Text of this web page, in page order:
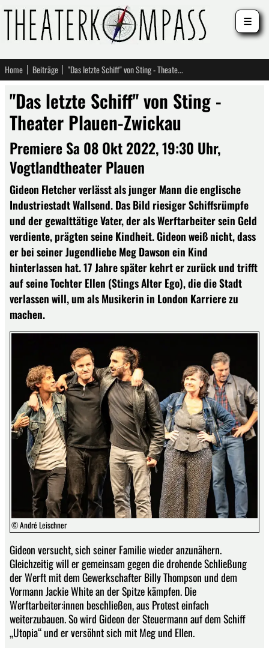
Home Beiträge "Das letzte Schiff" von Sting - Theater Plauen-Zwickau
"Das letzte Schiff" von Sting -
Theater Plauen-Zwickau
Premiere Sa 08 Okt 2022, 19:30 Uhr,
Vogtlandtheater Plauen
Gideon Fletcher verlässt als junger Mann die englische
Industriestadt Wallsend. Das Bild riesiger Schiffsrümpfe
und der gewalttätige Vater, der als Werftarbeiter sein Geld
verdiente, prägten seine Kindheit. Gideon weiß nicht, dass
er bei seiner Jugendliebe Meg Dawson ein Kind
hinterlassen hat. 17 Jahre später kehrt er zurück und trifft
auf seine Tochter Ellen (Stings Alter Ego), die die Stadt
verlassen will, um als Musikerin in London Karriere zu
machen.
© André Leischner
Gideon versucht, sich seiner Familie wieder anzunähern.
Gleichzeitig will er gemeinsam gegen die drohende Schließung
der Werft mit dem Gewerkschafter Billy Thompson und dem
Vormann Jackie White an der Spitze kämpfen. Die
Werftarbeiter:innen beschließen, aus Protest einfach
weiterzubauen. So wird Gideon der Steuermann auf dem Schiff
„Utopia“ und er versöhnt sich mit Meg und Ellen.
☰